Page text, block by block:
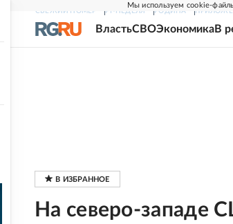
Мы используем cookie-
СВЕЖИЙ НОМЕР РГ-НЕДЕЛЯ РОДИНА
ВластьСВОЭкономикаВ
На северо-западе